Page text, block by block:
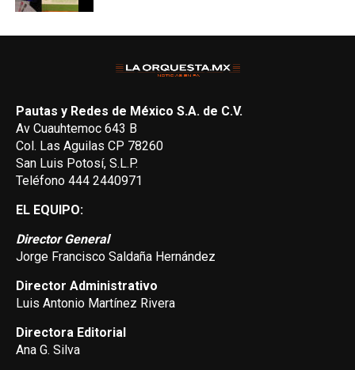
Pautas y Redes de México S.A. de C.V.
Av Cuauhtemoc 643 B
Col. Las Aguilas CP 78260
San Luis Potosí, S.L.P.
Teléfono 444 2440971
EL EQUIPO:
Director General
Jorge Francisco Saldaña Hernández
Director Administrativo
Luis Antonio Martínez Rivera
Directora Editorial
Ana G. Silva